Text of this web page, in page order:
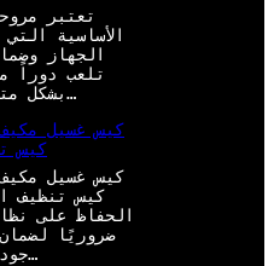
تعتبر
الأساسية
الجهاز
تلعب دوراً
بشكل متساوٍ داخل الغرفة، كم…
كيس غسيل
كيس
كيس غسيل
كيس تنظيف
الحفاظ على
ضروريًا
جودة هواء صحية داخل ال…